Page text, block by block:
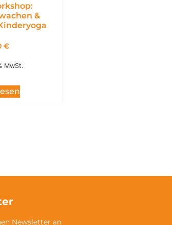
&
€
MwSt.
Newsletter an